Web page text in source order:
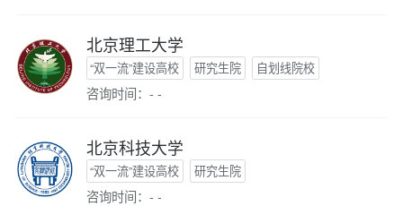
北京理工大学
“双一流”建设高校 研究生院 自划线院校
咨询时间：- -
北京科技大学
“双一流”建设高校 研究生院
咨询时间：- -